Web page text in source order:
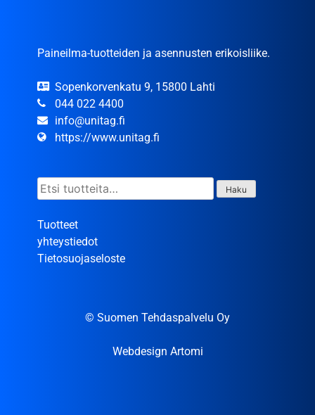
Paineilma-tuotteiden ja asennusten erikoisliike.
Sopenkorvenkatu 9, 15800 Lahti
044 022 4400
info@unitag.fi
https://www.unitag.fi
Etsi: Haku
Tuotteet
yhteystiedot
Tietosuojaseloste
© Suomen Tehdaspalvelu Oy
Webdesign Artomi